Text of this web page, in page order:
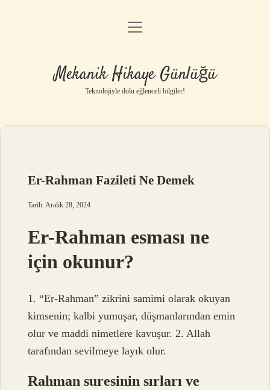
Anasayfa
Yasal Uyarı
menüyü
Mekanik Hikaye Günlüğü
Teknolojiyle dolu eğlenceli bilgiler!
Er-Rahman Fazileti Ne Demek
Tarih: Aralık 28, 2024
Er-Rahman esması ne
için okunur?
1. “Er-Rahman” zikrini samimi olarak okuyan
kimsenin; kalbi yumuşar, düşmanlarından emin
olur ve maddi nimetlere kavuşur. 2. Allah
tarafından sevilmeye layık olur.
Rahman suresinin sırları ve